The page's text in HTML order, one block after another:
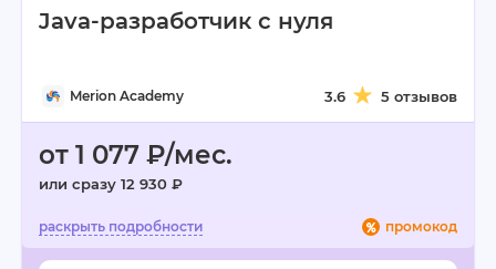
Java-разработчик с нуля
Merion Academy 3.6 5 отзывов
от 1 077 ₽/мес.
или сразу 12 930 ₽
промокод